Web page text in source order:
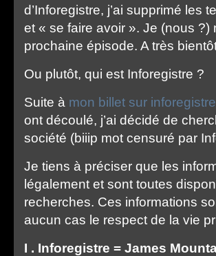
d’Inforegistre, j’ai supprimé les
et « se faire avoir ». Je (nous
prochaine épisode. A très
Ou plutôt, qui est Inforegistre ?
Suite à mon billet sur inforegistre
ont découlé, j’ai décidé de
société (biiip mot censuré par
Je tiens à préciser que les
légalement et sont toutes
recherches. Ces informations
aucun cas le respect de la vie
I . Inforegistre = James